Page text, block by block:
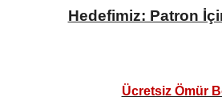
Hedefimiz: Patron
Ücretsiz Ömür